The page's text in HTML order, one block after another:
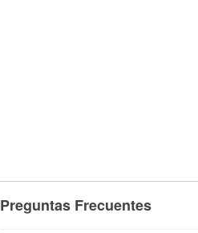
Preguntas Frecuentes